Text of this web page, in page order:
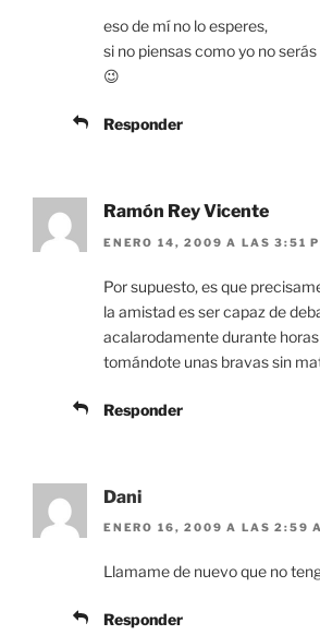
eso de mí no lo esperes,
si no piensas como yo no
😉
Responder
Ramón Rey Vicente
ENERO 14, 2009 A LAS 3:51
Por supuesto, es que
la amistad es ser capaz de
acalarodamente durante
tomándote unas bravas sin
Responder
Dani
ENERO 16, 2009 A LAS 2:59
Llamame de nuevo que no
Responder